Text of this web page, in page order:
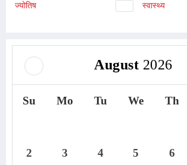
ज्योतिष स्वास्थ्य
August 2026
Su Mo Tu We Th
2
3 4 5 6